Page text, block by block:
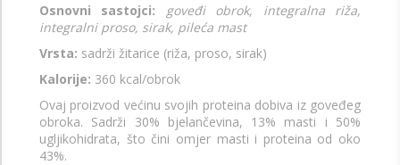
Osnovni sastojci: goveđi obrok, integralna riža,
integralni proso, sirak, pileća mast
Vrsta: sadrži žitarice (riža, proso, sirak)
Kalorije: 360 kcal/obrok
Ovaj proizvod većinu svojih proteina dobiva iz goveđeg
obroka. Sadrži 30% bjelančevina, 13% masti i 50%
ugljikohidrata, što čini omjer masti i proteina od oko
43%.